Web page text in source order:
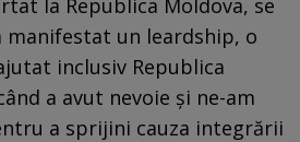
manifestat un leardship, o
inclusiv Republica
a avut nevoie și ne-am
a sprijini cauza integrării